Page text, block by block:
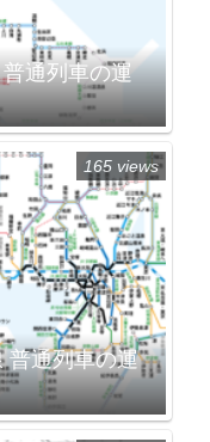
通列車の運
普通列車の運
165 views